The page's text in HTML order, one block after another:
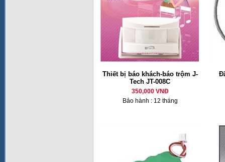
Thiết bị báo khách-báo trộm J-
Tech JT-008C
350,000 VNĐ
Bảo hành : 12 tháng